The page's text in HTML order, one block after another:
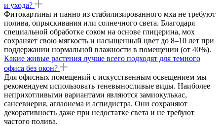
и ухода?
Фитокартины и панно из стабилизированного мха не требуют
полива, опрыскивания или солнечного света. Благодаря
специальной обработке соком на основе глицерина, мох
сохраняет свою мягкость и насыщенный цвет до 8–10 лет при
поддержании нормальной влажности в помещении (от 40%).
Какие живые растения лучше всего подходят для темного
офиса без окон?
Для офисных помещений с искусственным освещением мы
рекомендуем использовать теневыносливые виды. Наиболее
неприхотливыми вариантами являются замиокулькас,
сансевиерия, аглаонема и аспидистра. Они сохраняют
декоративность даже при недостатке света и не требуют
частого полива.